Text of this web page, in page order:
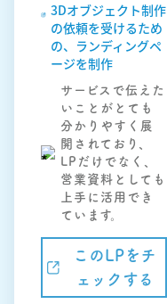
3Dオブジェクト制作
の依頼を受けるため
の、ランディングペ
ージを制作
サービスで伝えた
いことがとても
分かりやすく展
開されており、
LPだけでなく、
営業資料としても
上手に活用でき
ています。
このLPをチ
ェックする